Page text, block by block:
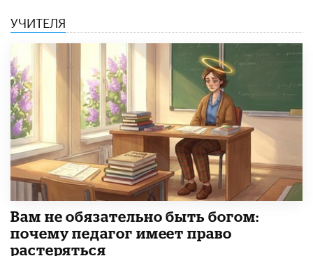
УЧИТЕЛЯ
​Вам не обязательно быть богом:
почему педагог имеет право
растеряться